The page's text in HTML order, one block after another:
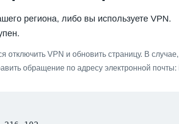
региона, либо вы используете VPN.
отключить VPN и обновить страницу. В
обращение по адресу электронной почты: